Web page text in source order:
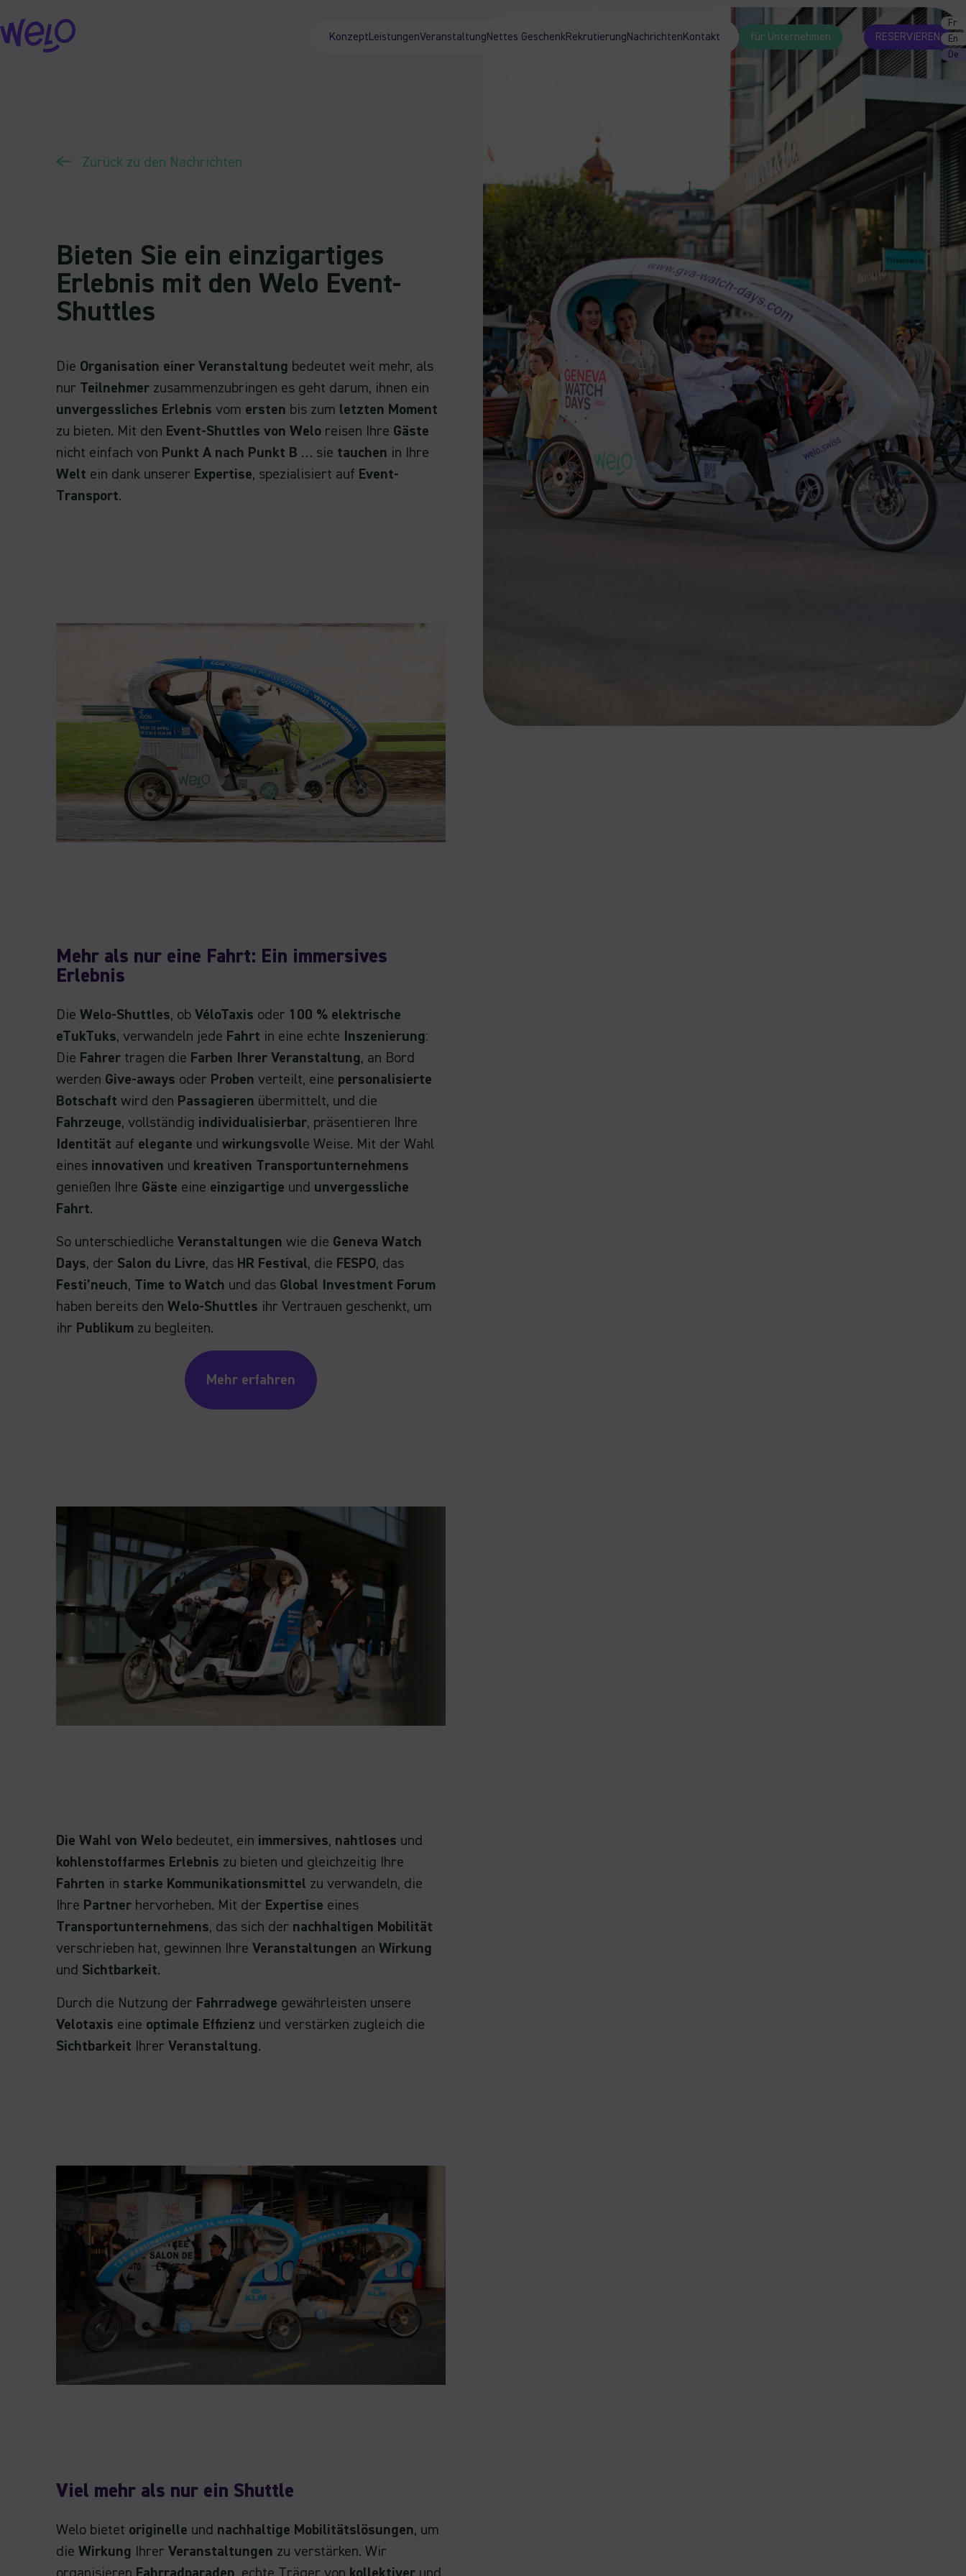
Skip
to
Konzept LeistungenVeranstaltung Nettes GeschenkRekrutierung Nachrichten Kontakt für Unternehmen RESERVIEREN
Fr
En
De
Zurück zu den Nachrichten
Bieten Sie ein einzigartiges
Erlebnis mit den Welo Event-
Shuttles
Die Organisation einer Veranstaltung bedeutet weit mehr, als
nur Teilnehmer zusammenzubringen es geht darum, ihnen ein
unvergessliches Erlebnis vom ersten bis zum letzten Moment
zu bieten. Mit den Event-Shuttles von Welo reisen Ihre Gäste
nicht einfach von Punkt A nach Punkt B … sie tauchen in Ihre
Welt ein dank unserer Expertise, spezialisiert auf Event-
Transport.
Mehr als nur eine Fahrt: Ein immersives
Erlebnis
Die Welo-Shuttles, ob VéloTaxis oder 100 % elektrische
eTukTuks, verwandeln jede Fahrt in eine echte Inszenierung:
Die Fahrer tragen die Farben Ihrer Veranstaltung, an Bord
werden Give-aways oder Proben verteilt, eine personalisierte
Botschaft wird den Passagieren übermittelt, und die
Fahrzeuge, vollständig individualisierbar, präsentieren Ihre
Identität auf elegante und wirkungsvolle Weise. Mit der Wahl
eines innovativen und kreativen Transportunternehmens
genießen Ihre Gäste eine einzigartige und unvergessliche
Fahrt.
So unterschiedliche Veranstaltungen wie die Geneva Watch
Days, der Salon du Livre, das HR Festival, die FESPO, das
Festi’neuch, Time to Watch und das Global Investment Forum
haben bereits den Welo-Shuttles ihr Vertrauen geschenkt, um
ihr Publikum zu begleiten.
Mehr erfahren
Die Wahl von Welo bedeutet, ein immersives, nahtloses und
kohlenstoffarmes Erlebnis zu bieten und gleichzeitig Ihre
Fahrten in starke Kommunikationsmittel zu verwandeln, die
Ihre Partner hervorheben. Mit der Expertise eines
Transportunternehmens, das sich der nachhaltigen Mobilität
verschrieben hat, gewinnen Ihre Veranstaltungen an Wirkung
und Sichtbarkeit.
Durch die Nutzung der Fahrradwege gewährleisten unsere
Velotaxis eine optimale Effizienz und verstärken zugleich die
Sichtbarkeit Ihrer Veranstaltung.
Viel mehr als nur ein Shuttle
Welo bietet originelle und nachhaltige Mobilitätslösungen, um
die Wirkung Ihrer Veranstaltungen zu verstärken. Wir